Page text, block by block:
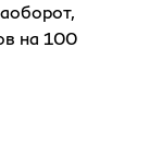
на 100